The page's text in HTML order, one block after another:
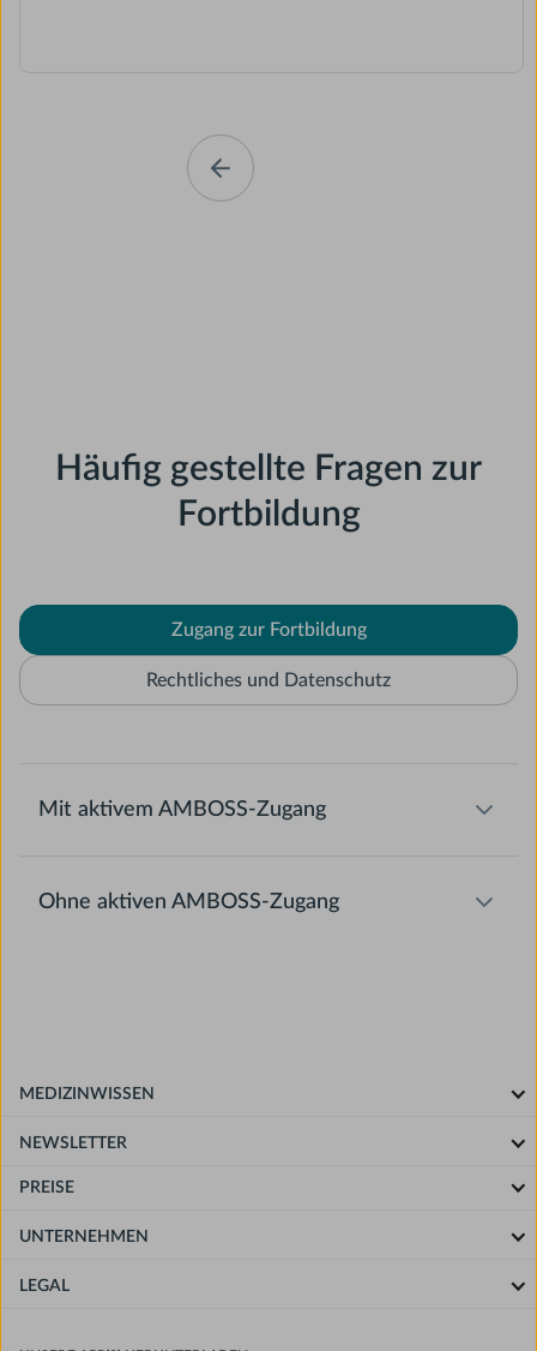
Häufig gestellte Fragen zur
Fortbildung
Zugang zur Fortbildung
Rechtliches und Datenschutz
Mit aktivem AMBOSS-Zugang
Ohne aktiven AMBOSS-Zugang
MEDIZINWISSEN
NEWSLETTER
PREISE
UNTERNEHMEN
LEGAL